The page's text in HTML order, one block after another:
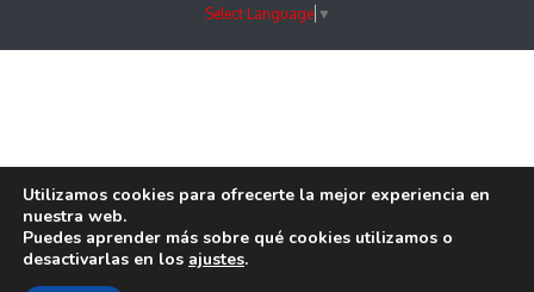
Select Language ▼
Utilizamos cookies para ofrecerte la mejor experiencia en
nuestra web.
Puedes aprender más sobre qué cookies utilizamos o
desactivarlas en los ajustes.